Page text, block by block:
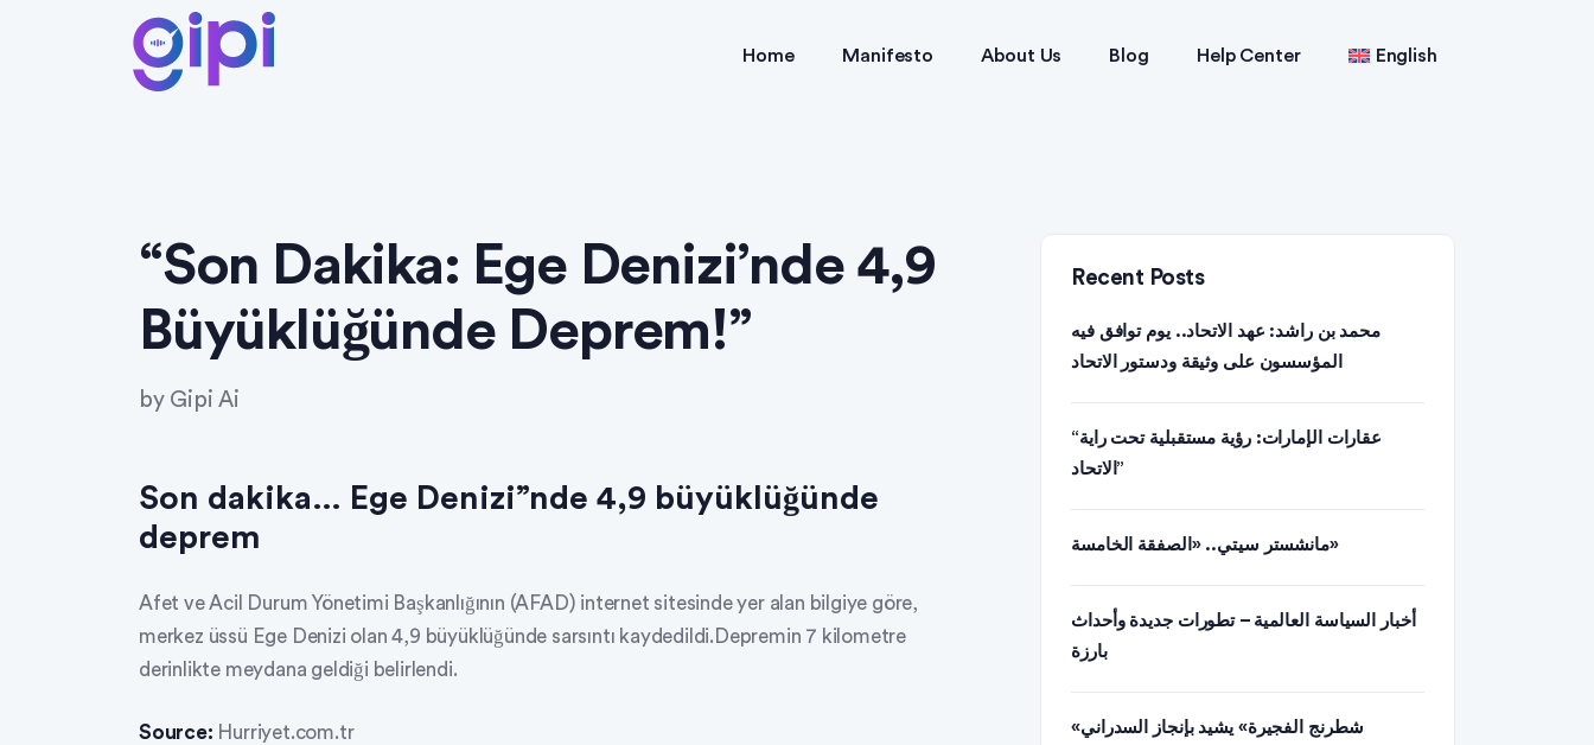
Home Manifesto About Us Blog Help Center English
“Son Dakika: Ege Denizi’nde 4,9
Büyüklüğünde Deprem!”
by Gipi Ai
Son dakika… Ege Denizi”nde 4,9 büyüklüğünde
deprem
Afet ve Acil Durum Yönetimi Başkanlığının (AFAD) internet sitesinde yer alan bilgiye göre,
merkez üssü Ege Denizi olan 4,9 büyüklüğünde sarsıntı kaydedildi.Depremin 7 kilometre
derinlikte meydana geldiği belirlendi.
Source: Hurriyet.com.tr
Recent Posts
محمد بن راشد: عهد الاتحاد.. يوم توافق فيه
المؤسسون على وثيقة ودستور الاتحاد
“عقارات الإمارات: رؤية مستقبلية تحت راية
الاتحاد”
مانشستر سيتي.. «الصفقة الخامسة»
أخبار السياسة العالمية – تطورات جديدة وأحداث
بارزة
«شطرنج الفجيرة» يشيد بإنجاز السدراني